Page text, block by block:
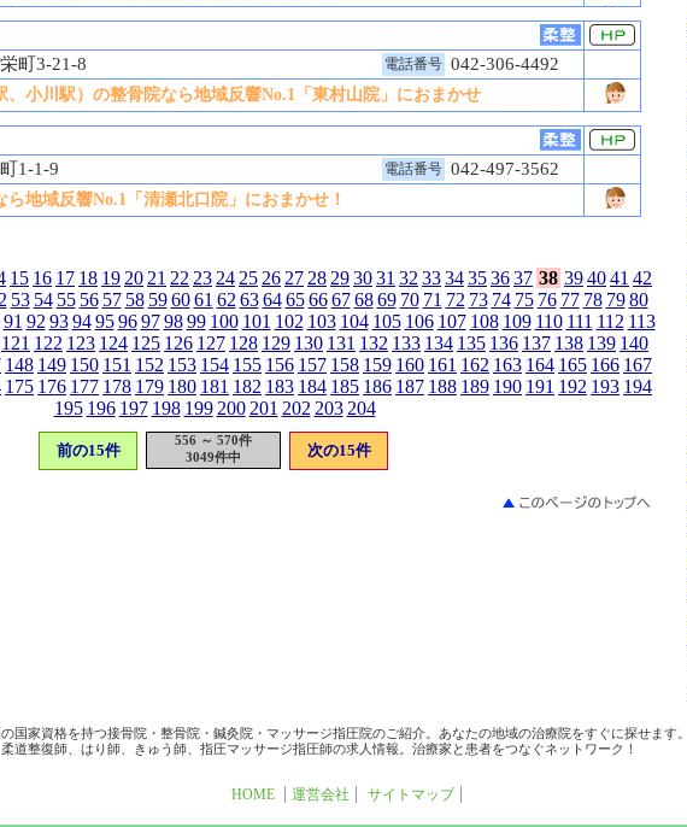
町3-21-8 電話番号 042-306-4492
、小川駅）の整骨院なら地域反響No.1「東村山院」におまかせ
町1-1-9 電話番号 042-497-3562
ら地域反響No.1「清瀬北口院」におまかせ！
15 16 17 18 19 20 21 22 23 24 25 26 27 28 293031 32 3334353637 38 394041 42
53 54 55 56 57 58 59 60 61 62 63 64 65 66 67 68 69 70 71 72 73 74 75 76 77 78 79 80
91 92 93 94 95 96 97 98 99 100 101 102 103 104 105 106 107 108 109 110 111 112 113
121 122 123 124 125 126 127 128 129 130 131 132 133 134 135 136 137 138 139 140
148 149 150 151 152 153 154 155 156 157 158 159 160 161 162 163 164 165 166 167
175 176 177 178 179 180 181 182 183 184 185 186 187 188 189 190 191 192 193 194
195 196 197 198 199 200 201 202 203 204
前の15件
556 ～ 570件
3049件中
次の15件
国家資格を持つ接骨院・整骨院・鍼灸院・マッサージ指圧院のご紹介。あなたの地域の治療院をすぐに探せます。
柔道整復師、はり師、きゅう師、指圧マッサージ指圧師の求人情報。治療家と患者をつなぐネットワーク！
HOME 運営会社 サイトマップ